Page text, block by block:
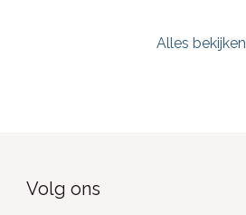
Alles bekijken
Volg ons